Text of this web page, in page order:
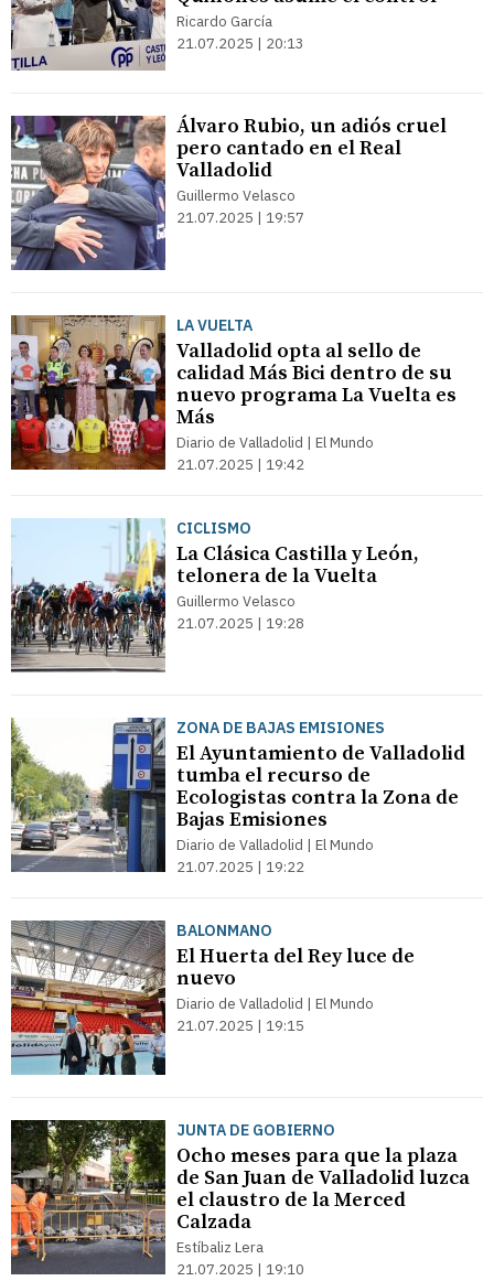
Ricardo García
21.07.2025 | 20:13
Álvaro Rubio, un adiós cruel
pero cantado en el Real
Valladolid
Guillermo Velasco
21.07.2025 | 19:57
LA VUELTA
Valladolid opta al sello de
calidad Más Bici dentro de su
nuevo programa La Vuelta es
Más
Diario de Valladolid | El Mundo
21.07.2025 | 19:42
CICLISMO
La Clásica Castilla y León,
telonera de la Vuelta
Guillermo Velasco
21.07.2025 | 19:28
ZONA DE BAJAS EMISIONES
El Ayuntamiento de Valladolid
tumba el recurso de
Ecologistas contra la Zona de
Bajas Emisiones
Diario de Valladolid | El Mundo
21.07.2025 | 19:22
BALONMANO
El Huerta del Rey luce de
nuevo
Diario de Valladolid | El Mundo
21.07.2025 | 19:15
JUNTA DE GOBIERNO
Ocho meses para que la plaza
de San Juan de Valladolid luzca
el claustro de la Merced
Calzada
Estíbaliz Lera
21.07.2025 | 19:10